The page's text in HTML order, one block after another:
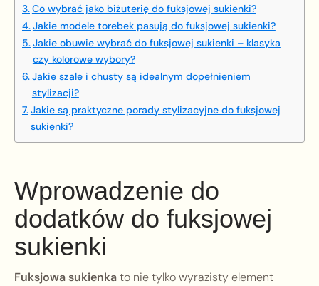
Co wybrać jako biżuterię do fuksjowej sukienki?
Jakie modele torebek pasują do fuksjowej sukienki?
Jakie obuwie wybrać do fuksjowej sukienki – klasyka
czy kolorowe wybory?
Jakie szale i chusty są idealnym dopełnieniem
stylizacji?
Jakie są praktyczne porady stylizacyjne do fuksjowej
sukienki?
Wprowadzenie do
dodatków do fuksjowej
sukienki
Fuksjowa sukienkato nie tylko wyrazisty element